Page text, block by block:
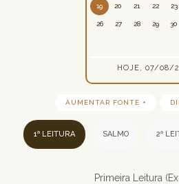
19 20 21 22 23
26 27 28 29 30
HOJE, 07/08/
AUMENTAR FONTE +
1ª LEITURA SALMO 2ª
Primeira Leitura